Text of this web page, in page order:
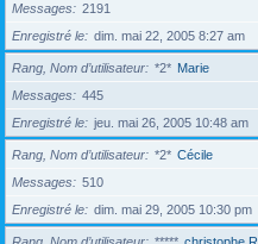
Messages
2191
Enregistré le
dim. mai 22, 2005 8:27 am
Rang, Nom d’utilisateur *2* Marie
Messages
445
Enregistré le
jeu. mai 26, 2005 10:48 am
Rang, Nom d’utilisateur *2* Cécile
Messages
510
Enregistré le
dim. mai 29, 2005 10:30 pm